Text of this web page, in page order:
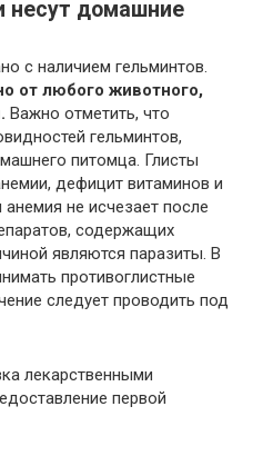
несут домашние
с наличием гельминтов.
от любого животного,
Важно отметить, что
гельминтов,
питомца. Глисты
дефицит витаминов и
анемия не исчезает после
содержащих
являются паразиты. В
противоглистные
следует проводить под
лекарственными
первой